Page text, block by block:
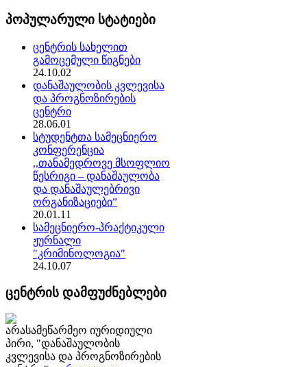
პოპულარული სტატიები
ცენტრის სახელით
გამოცემული წიგნები
24.10.02
დანაშაულობის კვლევისა
და პროგნოზირების
ცენტრი
28.06.01
სტუდენტთა სამეცნიერო
კონფერენცია
,,თანამედროვე მსოფლიო
წესრიგი – დანაშაულობა
და დანაშაულებრივი
ორგანიზაციები”
20.01.11
სამეცნიერო-პრაქტიკული
ჟურნალი
"კრიმინოლოგია"
24.10.07
ცენტრის დამფუძნებლები
არასამეწარმეო იურიდიული
პირი, "დანაშაულობის
კვლევისა და პროგნოზირების